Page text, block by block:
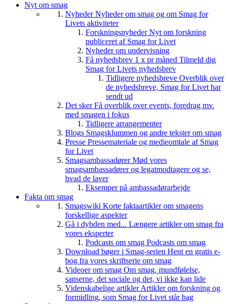
Nyt om smag
NyhederNyheder om smag og om Smag for
Livets aktiviteter
ForskningsnyhederNyt om forskning
publiceret af Smag for Livet
Nyheder om undervisning
Få nyhedsbrev 1 x pr måned Tilmeld dig
Smag for Livets nyhedsbrev
Tidligere nyhedsbreve Overblik over
de nyhedsbreve, Smag for Livet har
sendt ud
Det skerFå overblik over events, foredrag mv.
med smagen i fokus
Tidligere arrangementer
Blogs Smagsklummen og andre tekster om smag
Presse Pressemateriale og medieomtale af Smag
for Livet
SmagsambassadørerMød vores
smagsambassadører og legatmodtagere og se,
hvad de laver
Eksemper på ambassadørarbejde
Fakta om smag
Smagswiki Korte faktaartikler om smagens
forskellige aspekter
Gå i dybden med... Længere artikler om smag fra
vores eksperter
Podcasts om smag Podcasts om smag
Download bøger i Smag-serien Hent en gratis e-
bog fra vores skriftserie om smag
Videoer om smag Om smag, mundfølelse,
sanserne, det sociale og det, vi ikke kan lide
Videnskabelige artiklerArtikler om forskning og
formidling, som Smag for Livet står bag